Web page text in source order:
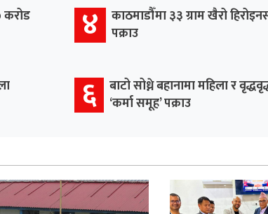
करोड
४
काठमाडौँमा ३३ ग्राम खैरो
पक्राउ
६ बाटो सोध्ने बहानामा महिला र
‘कर्मा समूह’ पक्राउ